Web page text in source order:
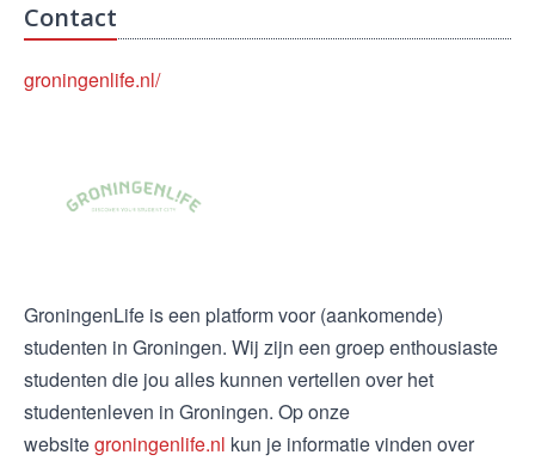
Contact
groningenlife.nl/
GroningenLife is een platform voor (aankomende)
studenten in Groningen. Wij zijn een groep enthousiaste
studenten die jou alles kunnen vertellen over het
studentenleven in Groningen. Op onze
websitegroningenlife.nl kun je informatie vinden over